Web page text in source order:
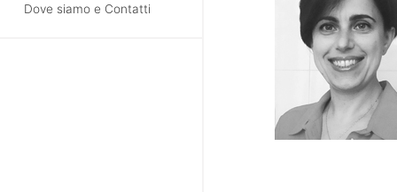
Dove siamo e Contatti